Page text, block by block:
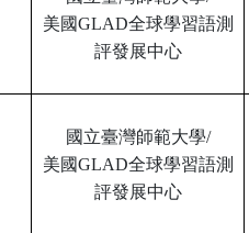
美國GLAD全球學習語測
評發展中心
國立臺灣師範大學/
美國GLAD全球學習語測
評發展中心